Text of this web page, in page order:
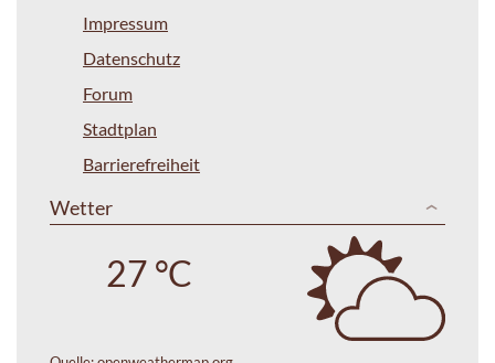
Impressum
Datenschutz
Forum
Stadtplan
Barrierefreiheit
Wetter
27 °C